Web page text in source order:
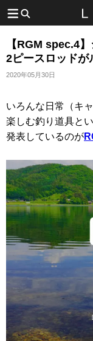
【RGM spec.4
2ピースロッドが
2020年05月30日
いろんな日常（キ
楽しむ釣り道具と
発表しているのが